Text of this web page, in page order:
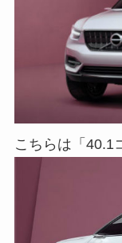
こちらは「40.1